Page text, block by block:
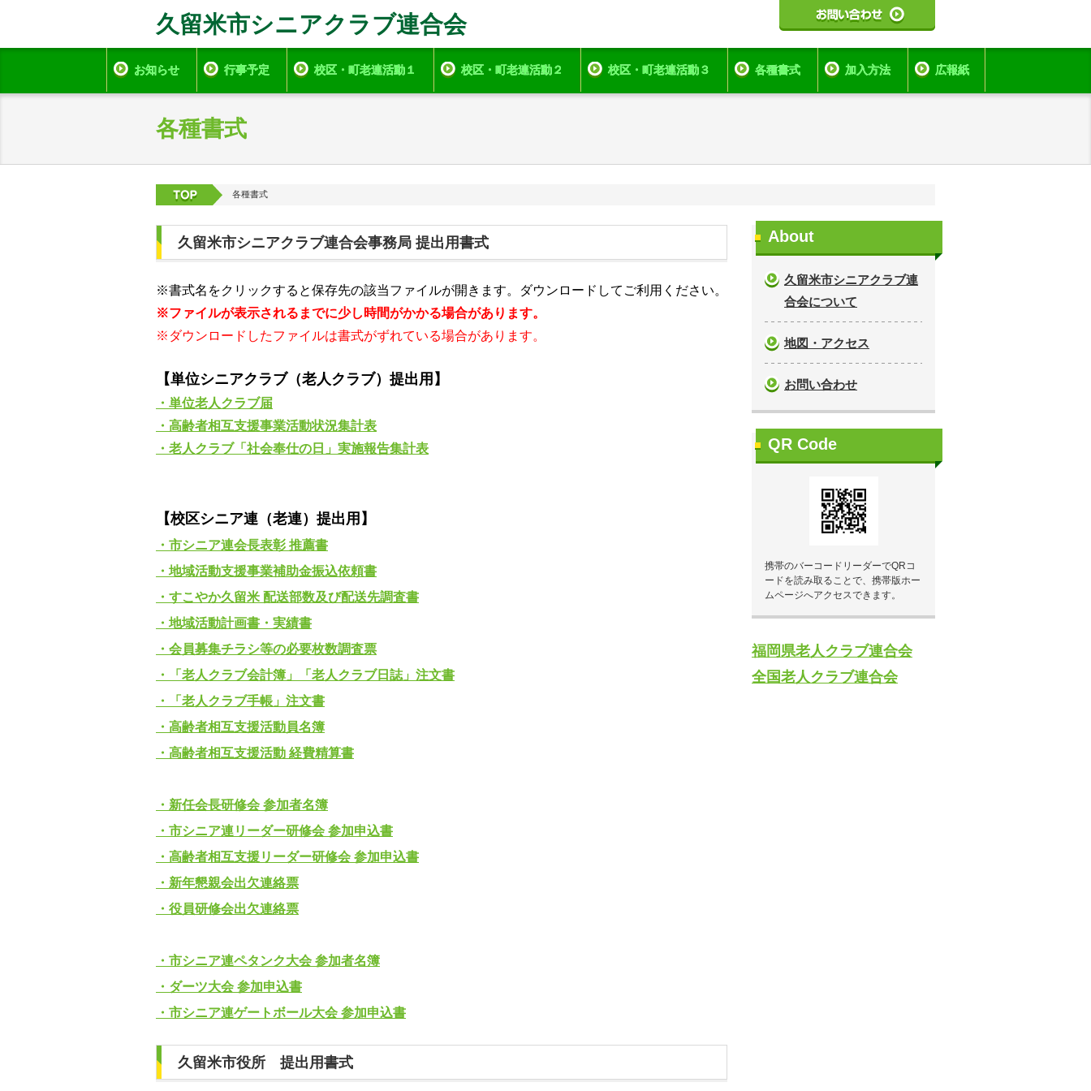
久留米市シニアクラブ連合会
お知らせ 行事予定 校区・町老連活動１ 校区・町老連活動２ 校区・町老連活動３ 各種書式 加入方法 広報紙
各種書式
各種書式
久留米市シニアクラブ連合会事務局 提出用書式
※書式名をクリックすると保存先の該当ファイルが開きます。ダウンロードしてご利用ください。
※ファイルが表示されるまでに少し時間がかかる場合があります。
※ダウンロードしたファイルは書式がずれている場合があります。
【単位シニアクラブ（老人クラブ）提出用】
・単位老人クラブ届
・高齢者相互支援事業活動状況集計表
・老人クラブ「社会奉仕の日」実施報告集計表
【校区シニア連（老連）提出用】
・市シニア連会長表彰 推薦書
・地域活動支援事業補助金振込依頼書
・すこやか久留米 配送部数及び配送先調査書
・地域活動計画書・実績書
・会員募集チラシ等の必要枚数調査票
・「老人クラブ会計簿」「老人クラブ日誌」注文書
・「老人クラブ手帳」注文書
・高齢者相互支援活動員名簿
・高齢者相互支援活動 経費精算書
・新任会長研修会 参加者名簿
・市シニア連リーダー研修会 参加申込書
・高齢者相互支援リーダー研修会 参加申込書
・新年懇親会出欠連絡票
・役員研修会出欠連絡票
・市シニア連ペタンク大会 参加者名簿
・ダーツ大会 参加申込書
・市シニア連ゲートボール大会 参加申込書
久留米市役所 提出用書式
About
久留米市シニアクラブ連
合会について
地図・アクセス
お問い合わせ
QR Code
携帯のバーコードリーダーでQRコ
ードを読み取ることで、携帯版ホー
ムページへアクセスできます。
福岡県老人クラブ連合会
全国老人クラブ連合会